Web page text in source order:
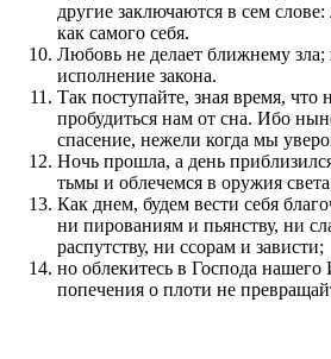
другие заключаются в сем
как самого себя.
Любовь не делает ближнему зла;
исполнение закона.
Так поступайте, зная время, что
пробудиться нам от сна. Ибо
спасение, нежели когда мы
Ночь прошла, а день
тьмы и облечемся в оружия
Как днем, будем вести себя
ни пированиям и пьянству, ни
распутству, ни ссорам и зависти;
но облекитесь в Господа
попечения о плоти не